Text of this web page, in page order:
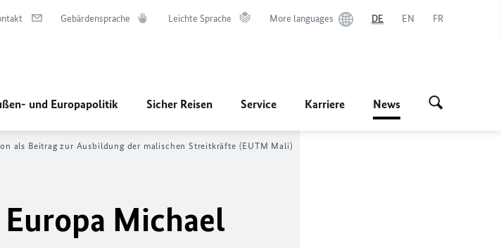
Gebärdensprache Leichte Sprache More languages DE EN FR
und Europapolitik Sicher Reisen Service Karriere News
als Beitrag zur Ausbildung der malischen Streitkräfte (EUTM Mali)
Michael